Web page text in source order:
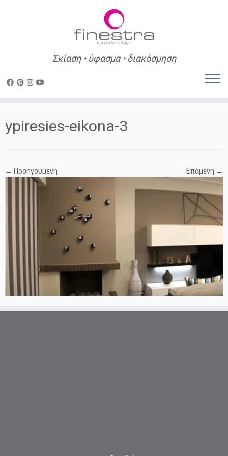
content
Σκίαση • ύφασμα • διακόσμηση
ypiresies-eikona-3
← Προηγούμενη Επόμενη →